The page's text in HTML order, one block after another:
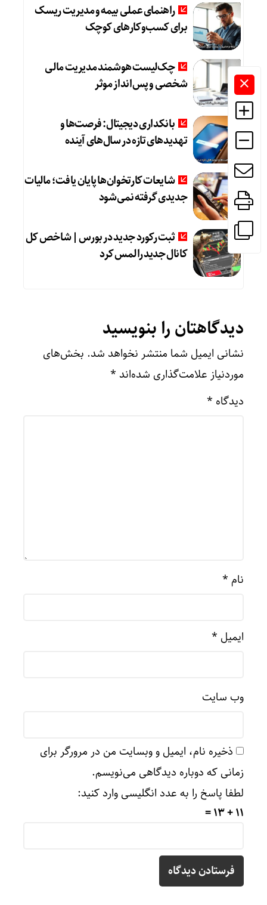
راهنمای عملی بیمه و مدیریت ریسک
برای کسب‌وکارهای کوچک
چک‌لیست هوشمند مدیریت مالی
شخصی و پس‌انداز موثر
بانکداری دیجیتال: فرصت‌ها و
تهدیدهای تازه در سال‌های آینده
شایعات کارتخوان‌ها پایان یافت؛ مالیات
جدیدی گرفته نمی‌شود
ثبت رکورد جدید در بورس | شاخص کل
کانال جدید را لمس کرد
دیدگاهتان را بنویسید
نشانی ایمیل شما منتشر نخواهد شد. بخش‌های
موردنیاز علامت‌گذاری شده‌اند *
دیدگاه *
نام *
ایمیل *
وب‌ سایت
ذخیره نام، ایمیل و وبسایت من در مرورگر برای
زمانی که دوباره دیدگاهی می‌نویسم.
لطفا پاسخ را به عدد انگلیسی وارد کنید:
11 + 13 =